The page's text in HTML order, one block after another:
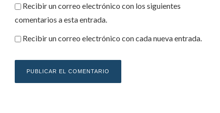
Recibir un correo electrónico con los siguientes
comentarios a esta entrada.
Recibir un correo electrónico con cada nueva entrada.